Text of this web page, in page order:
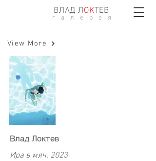
ВЛАД ЛОKТЕВ
г а л е р е я
View More
Влад Локтев
Ира в мяч. 2023